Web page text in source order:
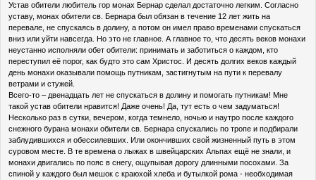
Устав обители любитель гор монах Бернар сделал достаточно легким. Согласно
уставу, монах обители св. Бернара был обязан в течение 12 лет жить на
перевале, не спускаясь в долину, а потом он имел право временами спускаться
вниз или уйти навсегда. Но это не главное. А главное то, что десять веков монахи
неустанно исполняли обет обители: принимать и заботиться о каждом, кто
переступил её порог, как будто это сам Христос. И десять долгих веков каждый
день монахи оказывали помощь путникам, застигнутым на пути к перевалу
ветрами и стужей.
Всего-то – двенадцать лет не спускаться в долину и помогать путникам! Мне
такой устав обители нравится! Даже очень! Да, тут есть о чем задуматься!
Несколько раз в сутки, вечером, когда темнело, ночью и наутро после каждого
снежного бурана монахи обители св. Бернара спускались по тропе и подбирали
заблудившихся и обессилевших. Или окончивших свой жизненный путь в этом
суровом месте. В те времена о лыжах в швейцарских Альпах ещё не знали, и
монахи двигались по пояс в снегу, ощупывая дорогу длинными посохами. За
спиной у каждого был мешок с краюхой хлеба и бутылкой рома - необходимая